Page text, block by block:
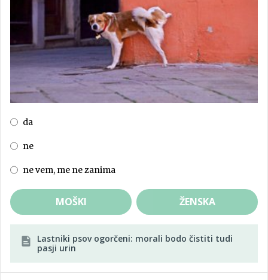
da
ne
ne vem, me ne zanima
MOŠKI ŽENSKA
Lastniki psov ogorčeni: morali bodo čistiti tudi
pasji urin